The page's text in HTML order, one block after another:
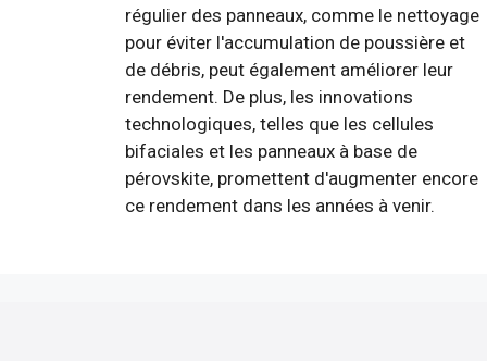
régulier des panneaux, comme le nettoyage
pour éviter l'accumulation de poussière et
de débris, peut également améliorer leur
rendement. De plus, les innovations
technologiques, telles que les cellules
bifaciales et les panneaux à base de
pérovskite, promettent d'augmenter encore
ce rendement dans les années à venir.